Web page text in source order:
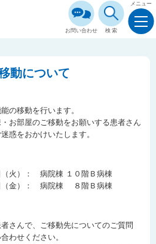
お問い合わせ 検索
メニュー
動について
の移動を行います。
お部屋のご移動をお願いする患者さん
惑をおかけいたします。
（火）： 病院棟 １０階Ｂ病棟
（金）： 病院棟 ８階Ｂ病棟
さんで、ご移動先についてのご質問
わせください。